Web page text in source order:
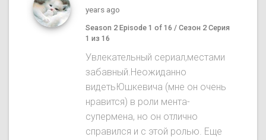
years ago
Season 2 Episode 1 of 16 / Сезон 2 Серия
1 из 16
Увлекательный сериал,местами
забавный.Неожиданно
видетьЮшкевича (мне он очень
нравится) в роли мента-
супермена, но он отлично
справился и с этой ролью. Еще